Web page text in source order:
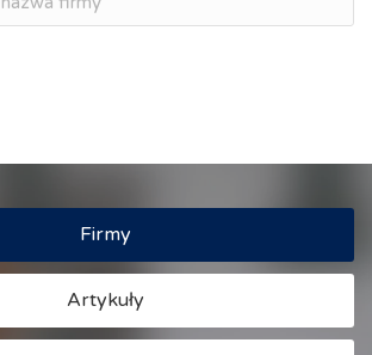
Firmy
Artykuły